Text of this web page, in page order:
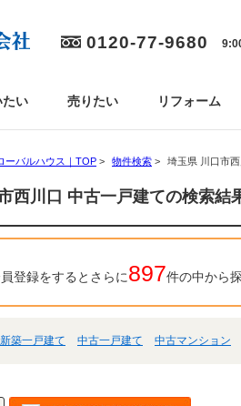
0120-77-9680
たい 売りたい リフォーム
ーバルハウス｜TOP > 物件検索 > 埼玉県 川口市
西川口 中古一戸建ての検索結
登録をするとさらに897件の中から
新築一戸建て 中古一戸建て 中古マンション